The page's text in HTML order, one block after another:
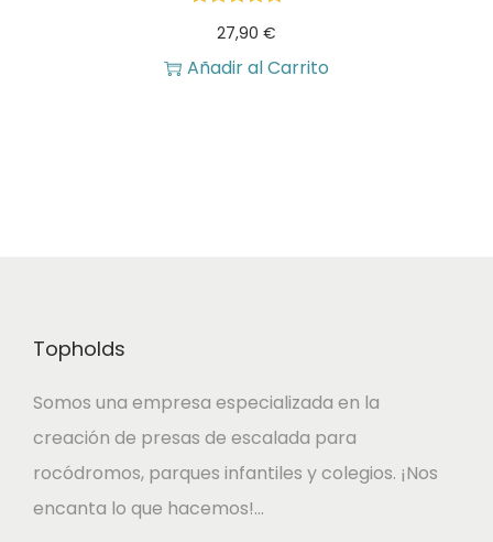
27,90 €
Añadir al Carrito
Topholds
Somos una empresa especializada en la
creación de presas de escalada para
rocódromos, parques infantiles y colegios. ¡Nos
encanta lo que hacemos!…